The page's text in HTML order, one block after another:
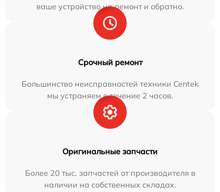
ваше устройство на ремонт и обратно.
Срочный ремонт
Большинство неисправностей техники Centek
мы устраняем в течение 2 часов.
Оригинальные запчасти
Более 20 тыс. запчастей от производителя в
наличии на собственных складах.